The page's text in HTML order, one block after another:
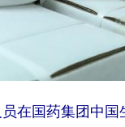
国药集团中国